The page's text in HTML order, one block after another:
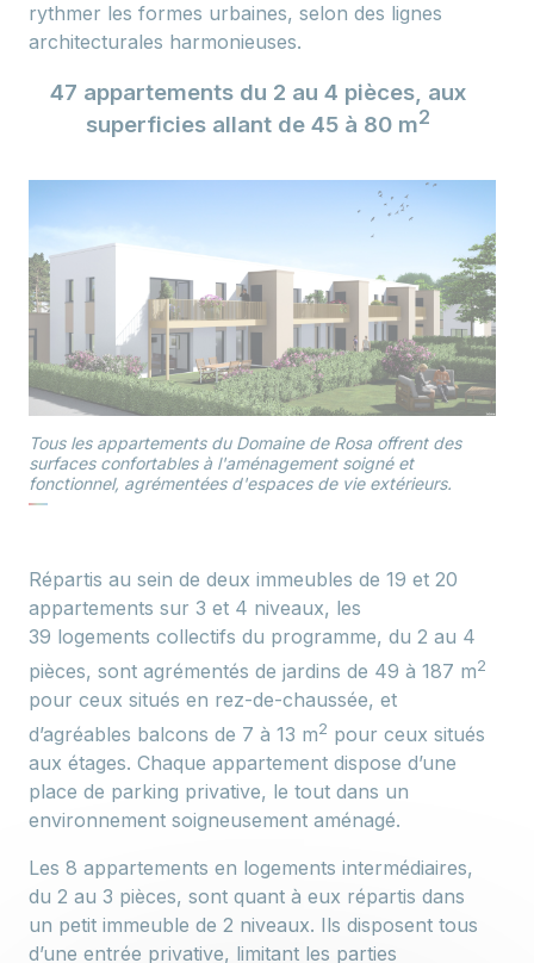
rythmer les formes urbaines, selon des lignes
architecturales harmonieuses.
47 appartements du 2 au 4 pièces, aux
superficies allant de 45 à 80 m2
Tous les appartements du Domaine de Rosa offrent des
surfaces confortables à l'aménagement soigné et
fonctionnel, agrémentées d'espaces de vie extérieurs.
Répartis au sein de deux immeubles de 19 et 20
appartements sur 3 et 4 niveaux, les
39 logements collectifs du programme, du 2 au 4
pièces, sont agrémentés de jardins de 49 à 187 m2
pour ceux situés en rez-de-chaussée, et
d’agréables balcons de 7 à 13 m2 pour ceux situés
aux étages. Chaque appartement dispose d’une
place de parking privative, le tout dans un
environnement soigneusement aménagé.
Les 8 appartements en logements intermédiaires,
du 2 au 3 pièces, sont quant à eux répartis dans
un petit immeuble de 2 niveaux. Ils disposent tous
d’une entrée privative, limitant les parties